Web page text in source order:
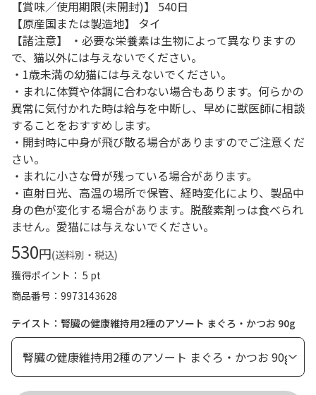
【賞味／使用期限(未開封)】 540日
【原産国または製造地】 タイ
【諸注意】 ・必要な栄養素は生物によって異なりますの
で、猫以外には与えないでください。
・1歳未満の幼猫には与えないでください。
・まれに体質や体調に合わない場合もあります。何らかの
異常に気付かれた時は給与を中断し、早めに獣医師に相談
することをおすすめします。
・開封時に中身が飛び散る場合がありますのでご注意くだ
さい。
・まれに小さな骨が残っている場合があります。
・直射日光、高温の場所で保管、経時変化により、製品中
身の色が変化する場合があります。脱酸素剤っは食べられ
ません。愛猫には与えないでください。
530円(送料別・税込)
獲得ポイント： 5 pt
商品番号
9973143628
テイスト：腎臓の健康維持用2種のアソート まぐろ・かつお 90g